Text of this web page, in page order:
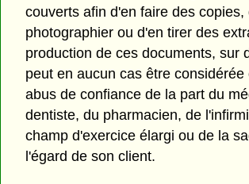
couverts afin d'en faire des copies,
photographier ou d'en tirer des
production de ces documents, sur
peut en aucun cas être considérée
abus de confiance de la part du
dentiste, du pharmacien, de
champ d'exercice élargi ou de la
l'égard de son client.